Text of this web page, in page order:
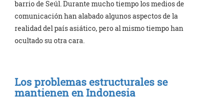
barrio de Seúl. Durante mucho tiempo los medios de
comunicación han alabado algunos aspectos de la
realidad del país asiático, pero al mismo tiempo han
ocultado su otra cara.
Los problemas estructurales se
mantienen en Indonesia